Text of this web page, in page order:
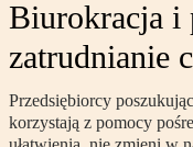
Biurokracja i
zatrudnianie
Przedsiębiorcy
korzystają z pomocy